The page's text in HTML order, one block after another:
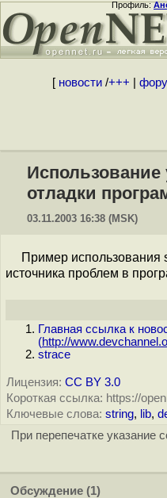
Профиль:
[ новости/+++
отладки
03.11.2003 16:38 (MSK)
Пример использования
источника проблем в
Главная ссылка к
(http://
strace
Лицензия: CC BY 3.0
Короткая ссылка: https://
Ключевые слова: string, lib,
При перепечатке указание
Обсуждение (1)